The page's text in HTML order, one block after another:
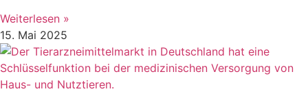
Weiterlesen »
15. Mai 2025